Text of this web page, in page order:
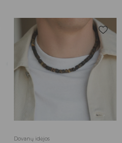
Pridėti į
patikusios
prekės
Dovanų idėjos